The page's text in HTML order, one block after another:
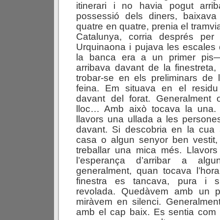
itinerari i no havia pogut
possessió dels diners,
quatre en quatre, prenia el
Catalunya, corria després
Urquinaona i pujava les
la banca era a un primer
arribava davant de la finestreta,
trobar-se en els preliminars de
feina. Em situava en el
davant del forat. Generalment
lloc… Amb això tocava la
llavors una ullada a les
davant. Si descobria en la cua
casa o algun senyor ben
treballar una mica més.
l’esperança d’arribar a
generalment, quan tocava
finestra es tancava, pura i
revolada. Quedàvem amb un
miràvem en silenci.
amb el cap baix. Es sentia com